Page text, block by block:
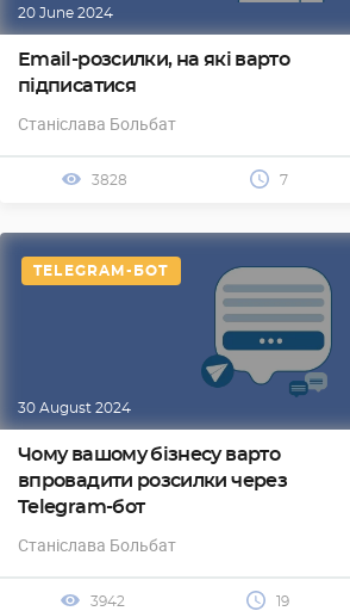
20 June 2024
Email-розсилки, на які варто
підписатися
Станіслава Больбат
3828 7
TELEGRAM-БОТ
30 August 2024
Чому вашому бізнесу варто
впровадити розсилки через
Telegram-бот
Станіслава Больбат
3942 19